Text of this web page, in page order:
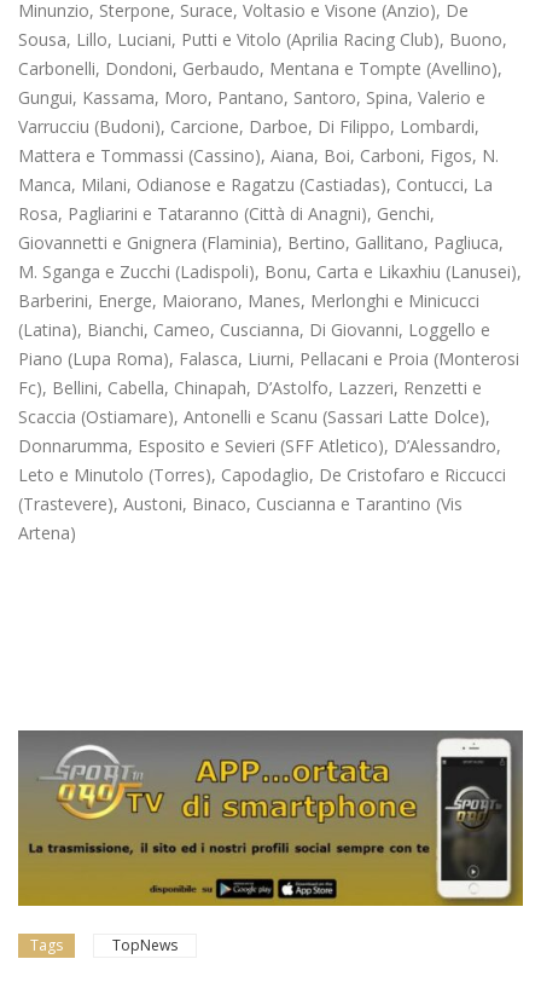
Minunzio, Sterpone, Surace, Voltasio e Visone (Anzio), De
Sousa, Lillo, Luciani, Putti e Vitolo (Aprilia Racing Club), Buono,
Carbonelli, Dondoni, Gerbaudo, Mentana e Tompte (Avellino),
Gungui, Kassama, Moro, Pantano, Santoro, Spina, Valerio e
Varrucciu (Budoni), Carcione, Darboe, Di Filippo, Lombardi,
Mattera e Tommassi (Cassino), Aiana, Boi, Carboni, Figos, N.
Manca, Milani, Odianose e Ragatzu (Castiadas), Contucci, La
Rosa, Pagliarini e Tataranno (Città di Anagni), Genchi,
Giovannetti e Gnignera (Flaminia), Bertino, Gallitano, Pagliuca,
M. Sganga e Zucchi (Ladispoli), Bonu, Carta e Likaxhiu (Lanusei),
Barberini, Energe, Maiorano, Manes, Merlonghi e Minicucci
(Latina), Bianchi, Cameo, Cuscianna, Di Giovanni, Loggello e
Piano (Lupa Roma), Falasca, Liurni, Pellacani e Proia (Monterosi
Fc), Bellini, Cabella, Chinapah, D’Astolfo, Lazzeri, Renzetti e
Scaccia (Ostiamare), Antonelli e Scanu (Sassari Latte Dolce),
Donnarumma, Esposito e Sevieri (SFF Atletico), D’Alessandro,
Leto e Minutolo (Torres), Capodaglio, De Cristofaro e Riccucci
(Trastevere), Austoni, Binaco, Cuscianna e Tarantino (Vis
Artena)
Tags TopNews